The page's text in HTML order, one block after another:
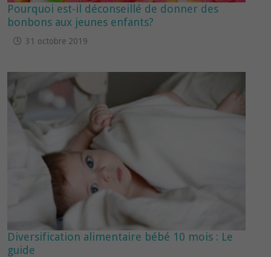
Pourquoi est-il déconseillé de donner des
bonbons aux jeunes enfants?
31 octobre 2019
Diversification alimentaire bébé 10 mois : Le
guide